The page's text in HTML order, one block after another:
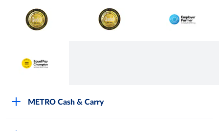
METRO Cash & Carry